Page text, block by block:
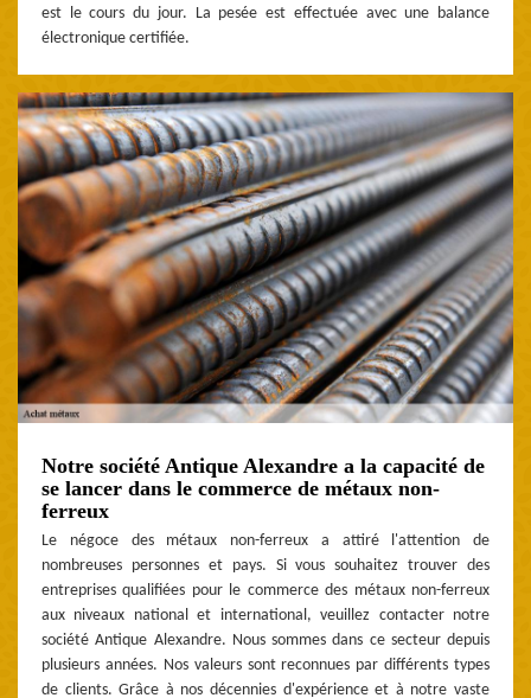
est le cours du jour. La pesée est effectuée avec une balance
électronique certifiée.
Notre société Antique Alexandre a la capacité de
se lancer dans le commerce de métaux non-
ferreux
Le négoce des métaux non-ferreux a attiré l'attention de
nombreuses personnes et pays. Si vous souhaitez trouver des
entreprises qualifiées pour le commerce des métaux non-ferreux
aux niveaux national et international, veuillez contacter notre
société Antique Alexandre. Nous sommes dans ce secteur depuis
plusieurs années. Nos valeurs sont reconnues par différents types
de clients. Grâce à nos décennies d'expérience et à notre vaste